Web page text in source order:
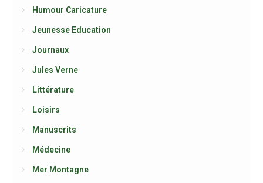
Humour Caricature
Jeunesse Education
Journaux
Jules Verne
Littérature
Loisirs
Manuscrits
Médecine
Mer Montagne